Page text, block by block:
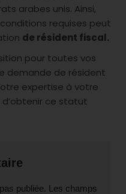
arabes unis. Ainsi,
requises peut
de résident fiscal.
pour toutes vos
demande de résident
expertise à votre
ce statut
publiée. Les champs